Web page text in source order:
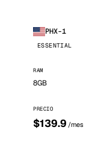
PHX-1
ESSENTIAL
RAM
8GB
PRECIO
$139.9 /mes